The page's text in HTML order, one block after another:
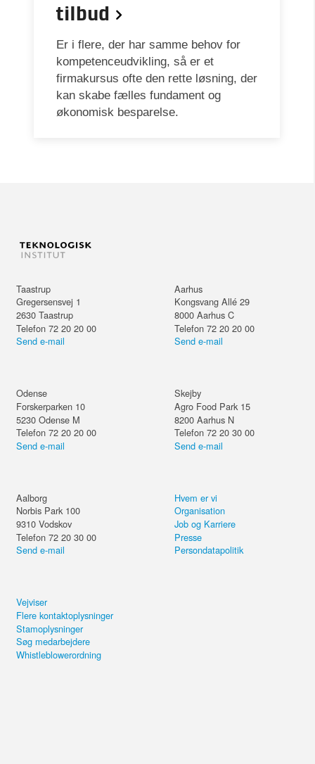
tilbud
Er i flere, der har samme behov for
kompetenceudvikling, så er et
firmakursus ofte den rette løsning, der
kan skabe fælles fundament og
økonomisk besparelse.
Taastrup
Gregersensvej 1
2630 Taastrup
Telefon 72 20 20 00
Send e-mail
Aarhus
Kongsvang Allé 29
8000 Aarhus C
Telefon 72 20 20 00
Send e-mail
Odense
Forskerparken 10
5230 Odense M
Telefon 72 20 20 00
Send e-mail
Skejby
Agro Food Park 15
8200 Aarhus N
Telefon 72 20 30 00
Send e-mail
Aalborg
Norbis Park 100
9310 Vodskov
Telefon 72 20 30 00
Send e-mail
Hvem er vi
Organisation
Job og Karriere
Presse
Persondatapolitik
Vejviser
Flere kontaktoplysninger
Stamoplysninger
Søg medarbejdere
Whistleblowerordning